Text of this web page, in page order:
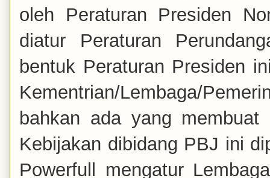
oleh Peraturan Presiden
diatur Peraturan
bentuk Peraturan Presiden
Kementrian/Lembaga/
bahkan ada yang
Kebijakan dibidang PBJ ini
Powerfull mengatur